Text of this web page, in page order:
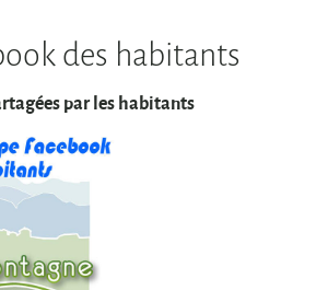
Agenda